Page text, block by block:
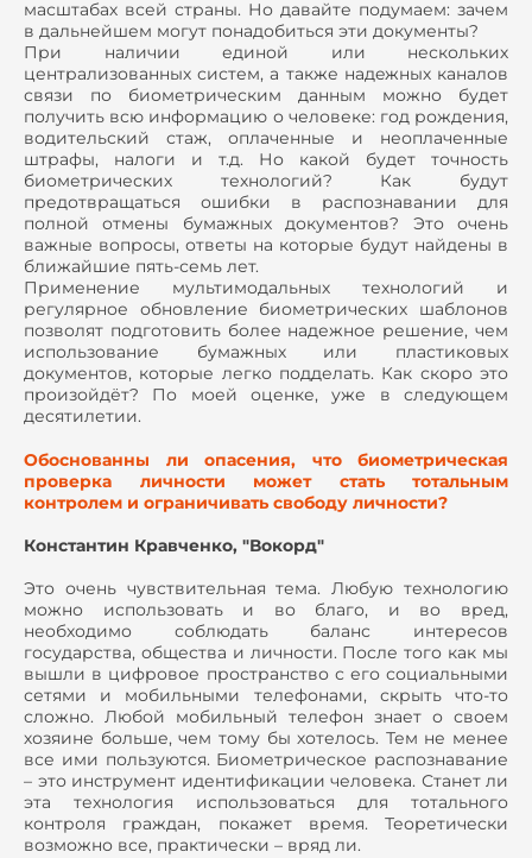
масштабах всей страны. Но давайте подумаем: зачем
в дальнейшем могут понадобиться эти документы?
При наличии единой или нескольких
централизованных систем, а также надeжных каналов
связи по биометрическим данным можно будет
получить всю информацию о человеке: год рождения,
водительский стаж, оплаченные и неоплаченные
штрафы, налоги и т.д. Но какой будет точность
биометрических технологий? Как будут
предотвращаться ошибки в распознавании для
полной отмены бумажных документов? Это очень
важные вопросы, ответы на которые будут найдены в
ближайшие пять-семь лет.
Применение мультимодальных технологий и
регулярное обновление биометрических шаблонов
позволят подготовить более надежное решение, чем
использование бумажных или пластиковых
документов, которые легко подделать. Как скоро это
произойдёт? По моей оценке, уже в следующем
десятилетии.
Обоснованны ли опасения, что биометрическая
проверка личности может стать тотальным
контролем и ограничивать свободу личности?
Константин Кравченко, "Вокорд"
Это очень чувствительная тема. Любую технологию
можно использовать и во благо, и во вред,
необходимо соблюдать баланс интересов
государства, общества и личности. После того как мы
вышли в цифровое пространство с его социальными
сетями и мобильными телефонами, скрыть что-то
сложно. Любой мобильный телефон знает о своем
хозяине больше, чем тому бы хотелось. Тем не менее
все ими пользуются. Биометрическое распознавание
– это инструмент идентификации человека. Станет ли
эта технология использоваться для тотального
контроля граждан, покажет время. Теоретически
возможно все, практически – вряд ли.